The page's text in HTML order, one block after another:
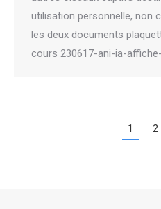
utilisation personnelle, non
les deux documents
cours 230617-ani-ia-
1 2